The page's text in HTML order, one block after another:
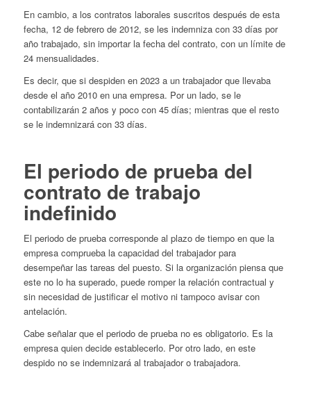
En cambio, a los contratos laborales suscritos después de esta
fecha, 12 de febrero de 2012, se les indemniza con 33 días por
año trabajado, sin importar la fecha del contrato, con un límite de
24 mensualidades.
Es decir, que si despiden en 2023 a un trabajador que llevaba
desde el año 2010 en una empresa. Por un lado, se le
contabilizarán 2 años y poco con 45 días; mientras que el resto
se le indemnizará con 33 días.
El periodo de prueba del
contrato de trabajo
indefinido
El periodo de prueba corresponde al plazo de tiempo en que la
empresa comprueba la capacidad del trabajador para
desempeñar las tareas del puesto. Si la organización piensa que
este no lo ha superado, puede romper la relación contractual y
sin necesidad de justificar el motivo ni tampoco avisar con
antelación.
Cabe señalar que el periodo de prueba no es obligatorio. Es la
empresa quien decide establecerlo. Por otro lado, en este
despido no se indemnizará al trabajador o trabajadora.